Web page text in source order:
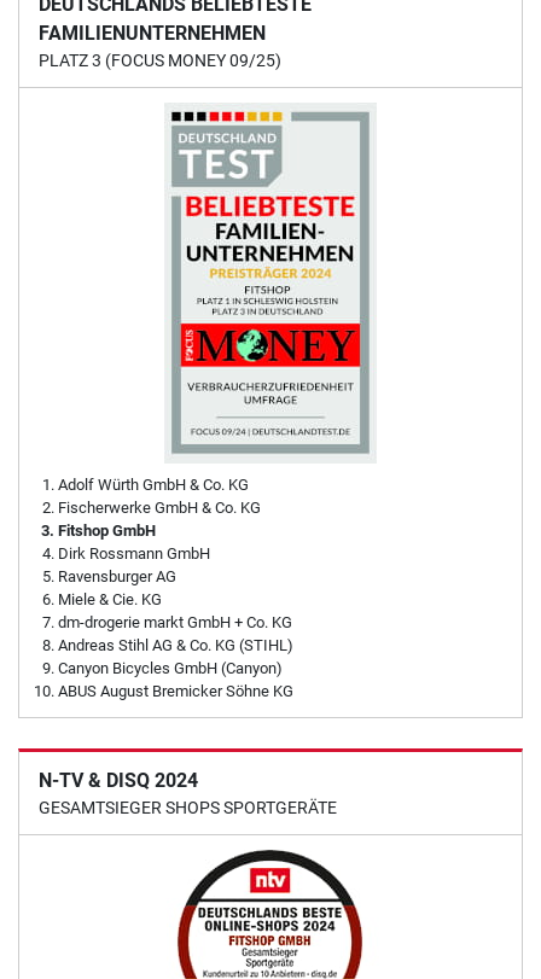
DEUTSCHLANDS BELIEBTESTE
FAMILIENUNTERNEHMEN
PLATZ 3 (FOCUS MONEY 09/25)
Adolf Würth GmbH & Co. KG
Fischerwerke GmbH & Co. KG
Fitshop GmbH
Dirk Rossmann GmbH
Ravensburger AG
Miele & Cie. KG
dm-drogerie markt GmbH + Co. KG
Andreas Stihl AG & Co. KG (STIHL)
Canyon Bicycles GmbH (Canyon)
ABUS August Bremicker Söhne KG
N-TV & DISQ 2024
GESAMTSIEGER SHOPS SPORTGERÄTE